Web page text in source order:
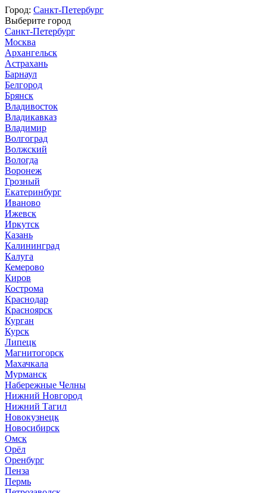
Город: Санкт-Петербург
Выберите город
Санкт-Петербург
Москва
Архангельск
Астрахань
Барнаул
Белгород
Брянск
Владивосток
Владикавказ
Владимир
Волгоград
Волжский
Вологда
Воронеж
Грозный
Екатеринбург
Иваново
Ижевск
Иркутск
Казань
Калининград
Калуга
Кемерово
Киров
Кострома
Краснодар
Красноярск
Курган
Курск
Липецк
Магнитогорск
Махачкала
Мурманск
Набережные Челны
Нижний Новгород
Нижний Тагил
Новокузнецк
Новосибирск
Омск
Орёл
Оренбург
Пенза
Пермь